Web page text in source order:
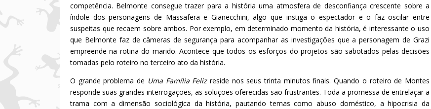
competência. Belmonte consegue trazer para a história uma atmosfera de desconfiança crescente sobre a
índole dos personagens de Massafera e Gianecchini, algo que instiga o espectador e o faz oscilar entre
suspeitas que recaem sobre ambos. Por exemplo, em determinado momento da história, é interessante o uso
que Belmonte faz de câmeras de segurança para acompanhar as investigações que a personagem de Grazi
empreende na rotina do marido. Acontece que todos os esforços do projetos são sabotados pelas decisões
tomadas pelo roteiro no terceiro ato da história.
O grande problema de Uma Família Felizreside nos seus trinta minutos finais. Quando o roteiro de Montes
responde suas grandes interrogações, as soluções oferecidas são frustrantes. Toda a promessa de entrelaçar a
trama com a dimensão sociológica da história, pautando temas como abuso doméstico, a hipocrisia da